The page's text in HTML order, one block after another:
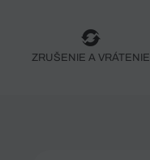
ZRUŠENIE A VRÁTENIE